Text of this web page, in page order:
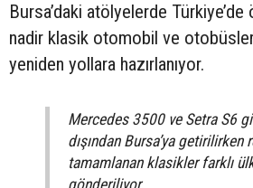
Bursa’daki atölyelerde
nadir klasik otomobil ve
yeniden yollara hazırlanıyor.
Mercedes 3500 ve Setra S6
dışından Bursa’ya getirilirken
tamamlanan klasikler farklı